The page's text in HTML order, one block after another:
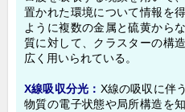
置かれた環境について情報を
ように複数の金属と硫黄から
質に対して、クラスターの構
広く用いられている。
X線吸収分光： X線の吸収に伴
物質の電子状態や局所構造を